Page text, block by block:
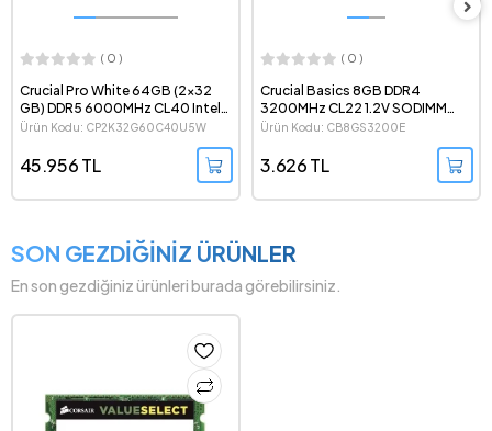
( 0 )
Crucial Basics 8GB DDR4
3200MHz CL22 1.2V SODIMM
Notebook Ram - CB8GS3200E
Ürün Kodu: CB8GS3200E
3.626 TL
( 0 )
Crucial 16GB (1x16 GB) DDR5
6400MHz CL52 CSODIMM
Notebook Ram -
Ürün Kodu: CT16G64C52CS5
11.232 TL
SON GEZDİĞİNİZ ÜRÜNLER
En son gezdiğiniz ürünleri burada görebilirsiniz.